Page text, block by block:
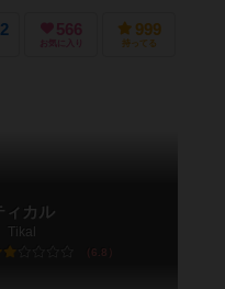
566
お気に入り
999
持ってる
ィカル
Tikal
6.8